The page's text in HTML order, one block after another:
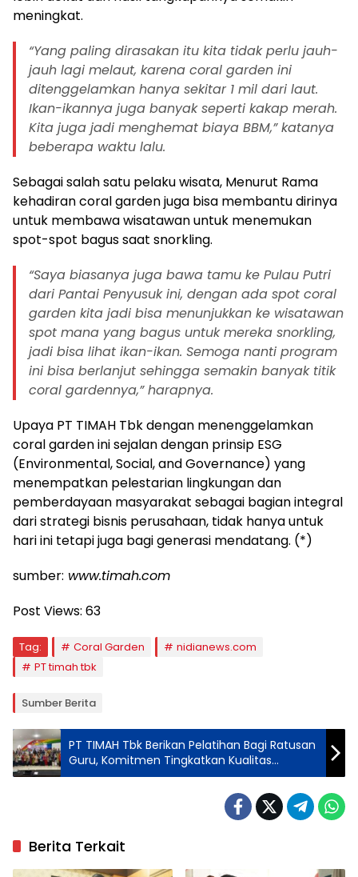
meningkat.
“Yang paling dirasakan itu kita tidak perlu jauh-
jauh lagi melaut, karena coral garden ini
ditenggelamkan hanya sekitar 1 mil dari laut.
Ikan-ikannya juga banyak seperti kakap merah.
Kita juga jadi menghemat biaya BBM,” katanya
beberapa waktu lalu.
Sebagai salah satu pelaku wisata, Menurut Rama
kehadiran coral garden juga bisa membantu dirinya
untuk membawa wisatawan untuk menemukan
spot-spot bagus saat snorkling.
“Saya biasanya juga bawa tamu ke Pulau Putri
dari Pantai Penyusuk ini, dengan ada spot coral
garden kita jadi bisa menunjukkan ke wisatawan
spot mana yang bagus untuk mereka snorkling,
jadi bisa lihat ikan-ikan. Semoga nanti program
ini bisa berlanjut sehingga semakin banyak titik
coral gardennya,” harapnya.
Upaya PT TIMAH Tbk dengan menenggelamkan
coral garden ini sejalan dengan prinsip ESG
(Environmental, Social, and Governance) yang
menempatkan pelestarian lingkungan dan
pemberdayaan masyarakat sebagai bagian integral
dari strategi bisnis perusahaan, tidak hanya untuk
hari ini tetapi juga bagi generasi mendatang. (*)
sumber: www.timah.com
Post Views: 63
Tag: Coral Garden
nidianews.com
PT timah tbk
Sumber Berita
PT TIMAH Tbk Berikan Pelatihan Bagi Ratusan
Guru, Komitmen Tingkatkan Kualitas
Pendidikan di Wilayah Operasional
Berita Terkait